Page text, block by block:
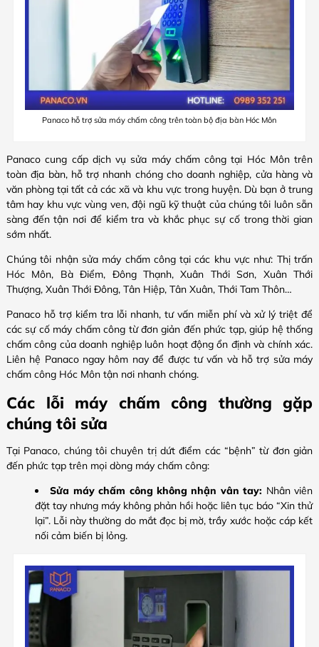
Panaco hỗ trợ sửa máy chấm công trên toàn bộ địa bàn Hóc Môn
Panaco cung cấp dịch vụ sửa máy chấm công tại Hóc Môn trên
toàn địa bàn, hỗ trợ nhanh chóng cho doanh nghiệp, cửa hàng và
văn phòng tại tất cả các xã và khu vực trong huyện. Dù bạn ở trung
tâm hay khu vực vùng ven, đội ngũ kỹ thuật của chúng tôi luôn sẵn
sàng đến tận nơi để kiểm tra và khắc phục sự cố trong thời gian
sớm nhất.
Chúng tôi nhận sửa máy chấm công tại các khu vực như: Thị trấn
Hóc Môn, Bà Điểm, Đông Thạnh, Xuân Thới Sơn, Xuân Thới
Thượng, Xuân Thới Đông, Tân Hiệp, Tân Xuân, Thới Tam Thôn…
Panaco hỗ trợ kiểm tra lỗi nhanh, tư vấn miễn phí và xử lý triệt để
các sự cố máy chấm công từ đơn giản đến phức tạp, giúp hệ thống
chấm công của doanh nghiệp luôn hoạt động ổn định và chính xác.
Liên hệ Panaco ngay hôm nay để được tư vấn và hỗ trợ sửa máy
chấm công Hóc Môn tận nơi nhanh chóng.
Các lỗi máy chấm công thường gặp
chúng tôi sửa
Tại Panaco, chúng tôi chuyên trị dứt điểm các “bệnh” từ đơn giản
đến phức tạp trên mọi dòng máy chấm công:
Sửa máy chấm công không nhận vân tay: Nhân viên
đặt tay nhưng máy không phản hồi hoặc liên tục báo “Xin thử
lại”. Lỗi này thường do mắt đọc bị mờ, trầy xước hoặc cáp kết
nối cảm biến bị lỏng.